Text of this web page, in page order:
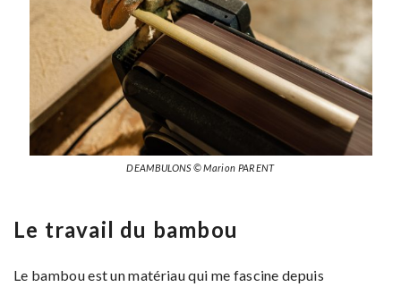
DEAMBULONS © Marion PARENT
Le travail du bambou
Le bambou est un matériau qui me fascine depuis